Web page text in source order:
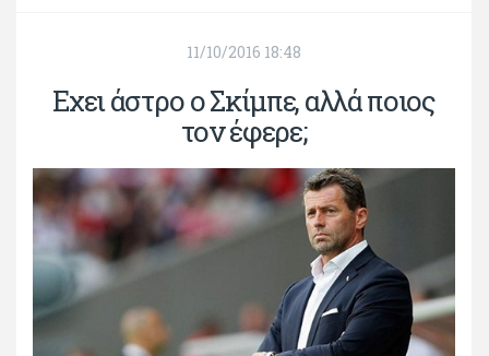
11/10/2016 18:48
Εχει άστρο ο Σκίμπε, αλλά ποιος
τον έφερε;